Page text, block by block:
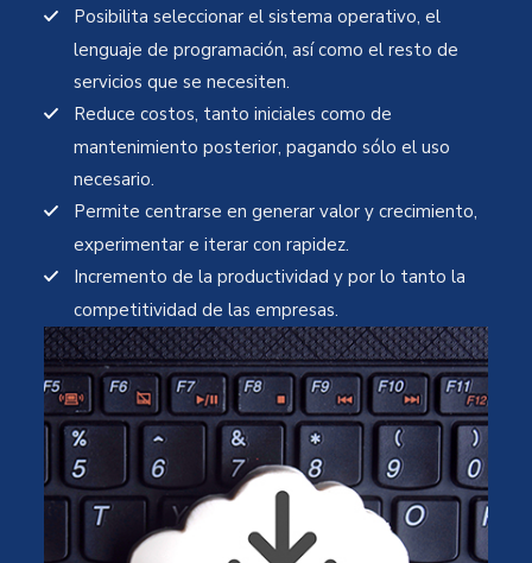
Posibilita seleccionar el sistema operativo, el
lenguaje de programación, así como el resto de
servicios que se necesiten.
Reduce costos, tanto iniciales como de
mantenimiento posterior, pagando sólo el uso
necesario.
Permite centrarse en generar valor y crecimiento,
experimentar e iterar con rapidez.
Incremento de la productividad y por lo tanto la
competitividad de las empresas.